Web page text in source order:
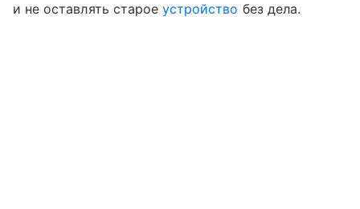
и не оставлять староеустройство без дела.